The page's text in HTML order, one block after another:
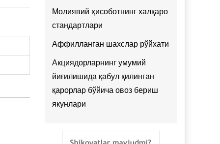
Молиявий ҳисоботнинг халқаро
стандартлари
Аффилланган шахслар рўйхати
Акциядорларнинг умумий
йиғилишида қабул қилинган
қарорлар бўйича овоз бериш
якунлари